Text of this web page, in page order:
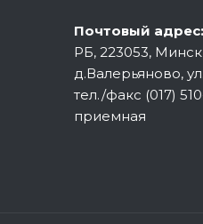
Почтовый адрес:
РБ, 223053,
д.Валерьяново,
тел./факс (017)
приемная